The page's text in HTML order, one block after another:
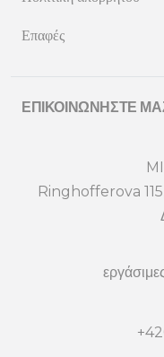
Επαφές
ΕΠΙΚΟΙΝΩΝΉΣΤΕ
Ringhofferova